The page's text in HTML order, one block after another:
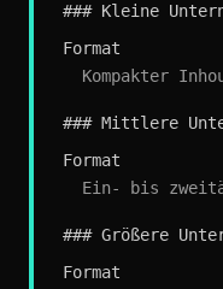
### Kleine
Format
Kompakter
### Mittlere
Format
Ein- bis
### Größere
Format